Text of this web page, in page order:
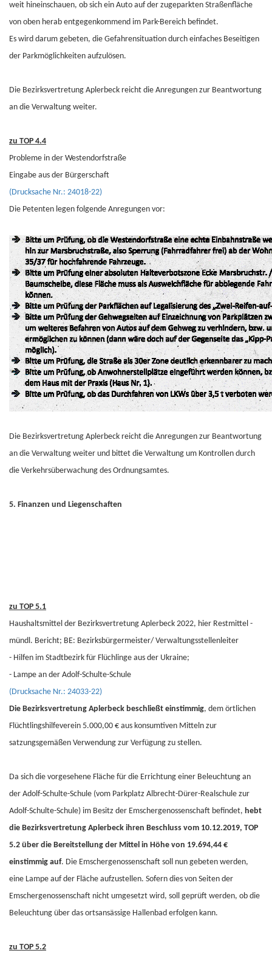
weit hineinschauen, ob sich ein Auto auf der zugeparkten Straßenfläche
von oben herab entgegenkommend im Park-Bereich befindet.
Es wird darum gebeten, die Gefahrensituation durch einfaches Beseitigen
der Parkmöglichkeiten aufzulösen.
Die Bezirksvertretung Aplerbeck reicht die Anregungen zur Beantwortung
an die Verwaltung weiter.
zu TOP 4.4
Probleme in der Westendorfstraße
Eingabe aus der Bürgerschaft
(Drucksache Nr.: 24018-22)
Die Petenten legen folgende Anregungen vor:
Die Bezirksvertretung Aplerbeck reicht die Anregungen zur Beantwortung
an die Verwaltung weiter und bittet die Verwaltung um Kontrollen durch
die Verkehrsüberwachung des Ordnungsamtes.
5. Finanzen und Liegenschaften
zu TOP 5.1
Haushaltsmittel der Bezirksvertretung Aplerbeck 2022, hier Restmittel -
mündl. Bericht; BE: Bezirksbürgermeister/ Verwaltungsstellenleiter
- Hilfen im Stadtbezirk für Flüchlinge aus der Ukraine;
- Lampe an der Adolf-Schulte-Schule
(Drucksache Nr.: 24033-22)
Die Bezirksvertretung Aplerbeck beschließt einstimmig, dem örtlichen
Flüchtlingshilfeverein 5.000,00 € aus konsumtiven Mitteln zur
satzungsgemäßen Verwendung zur Verfügung zu stellen.
Da sich die vorgesehene Fläche für die Errichtung einer Beleuchtung an
der Adolf-Schulte-Schule (vom Parkplatz Albrecht-Dürer-Realschule zur
Adolf-Schulte-Schule) im Besitz der Emschergenossenschaft befindet, hebt
die Bezirksvertretung Aplerbeck ihren Beschluss vom 10.12.2019, TOP
5.2 über die Bereitstellung der Mittel in Höhe von 19.694,44 €
einstimmig auf. Die Emschergenossenschaft soll nun gebeten werden,
eine Lampe auf der Fläche aufzustellen. Sofern dies von Seiten der
Emschergenossenschaft nicht umgesetzt wird, soll geprüft werden, ob die
Beleuchtung über das ortsansässige Hallenbad erfolgen kann.
zu TOP 5.2